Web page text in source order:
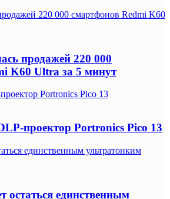
220 000 смартфонов Redmi K60
продажей 220 000
K60 Ultra за 5 минут
Portronics Pico 13
проектор Portronics Pico 13
единственным ультратонким
остаться единственным